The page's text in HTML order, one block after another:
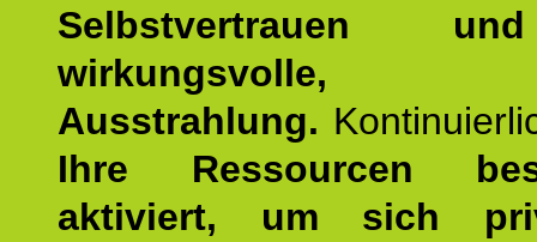
Selbstvertrauen
wirkungsvolle,
Ausstrahlung.
Ihre Ressourcen
aktiviert, um sich